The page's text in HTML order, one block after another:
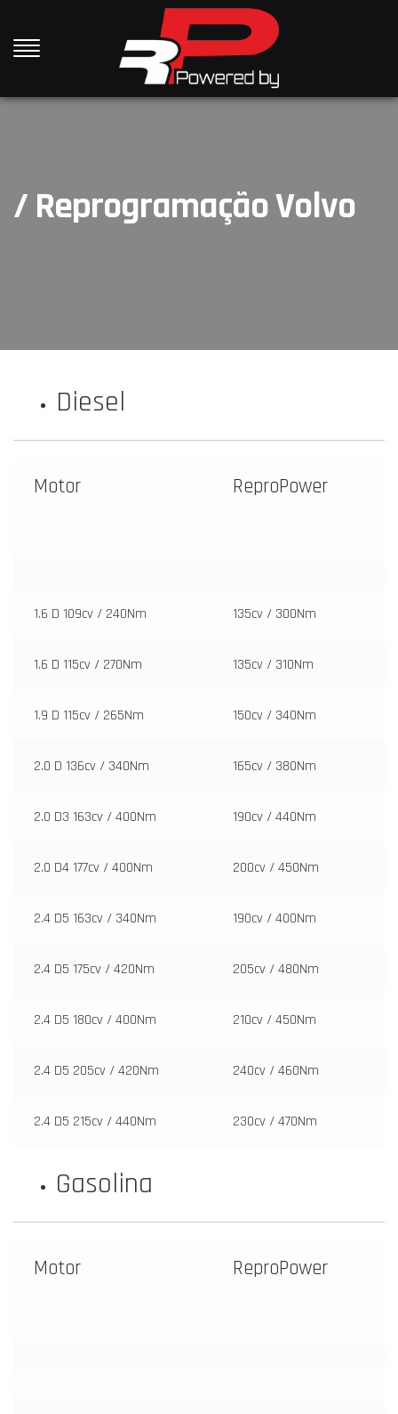
/ Reprogramação Volvo
Diesel
Motor ReproPower
1.6 D 109cv / 240Nm 135cv / 300Nm
1.6 D 115cv / 270Nm 135cv / 310Nm
1.9 D 115cv / 265Nm 150cv / 340Nm
2.0 D 136cv / 340Nm 165cv / 380Nm
2.0 D3 163cv / 400Nm 190cv / 440Nm
2.0 D4 177cv / 400Nm 200cv / 450Nm
2.4 D5 163cv / 340Nm 190cv / 400Nm
2.4 D5 175cv / 420Nm 205cv / 480Nm
2.4 D5 180cv / 400Nm 210cv / 450Nm
2.4 D5 205cv / 420Nm 240cv / 460Nm
2.4 D5 215cv / 440Nm 230cv / 470Nm
Gasolina
Motor ReproPower